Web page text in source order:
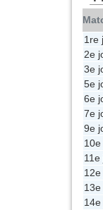
1re
2e
3e
5e
6e
7e
9e